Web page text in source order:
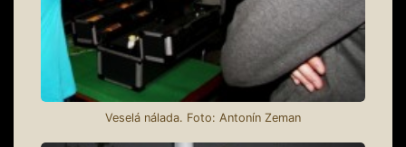
Veselá nálada. Foto: Antonín Zeman